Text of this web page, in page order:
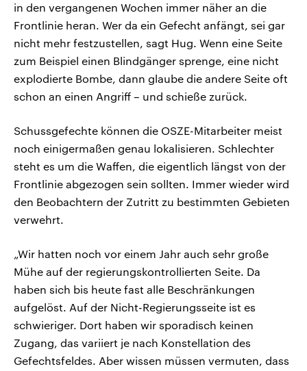
in den vergangenen Wochen immer näher an die
Frontlinie heran. Wer da ein Gefecht anfängt, sei gar
nicht mehr festzustellen, sagt Hug. Wenn eine Seite
zum Beispiel einen Blindgänger sprenge, eine nicht
explodierte Bombe, dann glaube die andere Seite oft
schon an einen Angriff – und schieße zurück.
Schussgefechte können die OSZE-Mitarbeiter meist
noch einigermaßen genau lokalisieren. Schlechter
steht es um die Waffen, die eigentlich längst von der
Frontlinie abgezogen sein sollten. Immer wieder wird
den Beobachtern der Zutritt zu bestimmten Gebieten
verwehrt.
„Wir hatten noch vor einem Jahr auch sehr große
Mühe auf der regierungskontrollierten Seite. Da
haben sich bis heute fast alle Beschränkungen
aufgelöst. Auf der Nicht-Regierungsseite ist es
schwieriger. Dort haben wir sporadisch keinen
Zugang, das variiert je nach Konstellation des
Gefechtsfeldes. Aber wissen müssen vermuten, dass